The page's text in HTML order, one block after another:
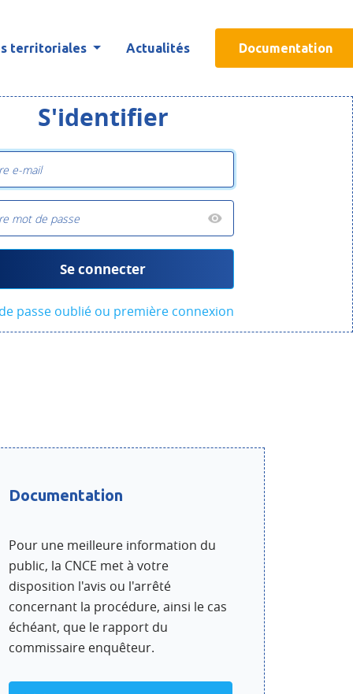
territoriales Actualités Documentation
S'identifier
Se connecter
passe oublié ou première connexion
Documentation
Pour une meilleure information du
public, la CNCE met à votre
disposition l'avis ou l'arrêté
concernant la procédure, ainsi le cas
échéant, que le rapport du
commissaire enquêteur.